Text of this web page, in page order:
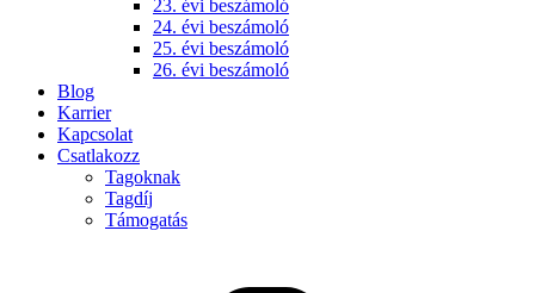
23. évi beszámoló
24. évi beszámoló
25. évi beszámoló
26. évi beszámoló
Blog
Karrier
Kapcsolat
Csatlakozz
Tagoknak
Tagdíj
Támogatás